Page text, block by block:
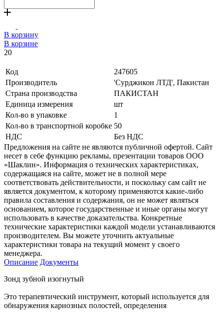
В корзину
В корзине
20
Код
247605
Производитель
'Сурджикон ЛТД', Пакистан
Страна производства
ПАКИСТАН
Единица измерения
шт
Кол-во в упаковке
1
Кол-во в транспортной коробке 50
НДС
Без НДС
Предложения на сайте не являются публичной офертой. Сайт
несет в себе функцию рекламы, презентации товаров ООО
«Шаклин». Информация о технических характеристиках,
содержащаяся на сайте, может не в полной мере
соответствовать действительности, и поскольку сам сайт не
является документом, к которому применяются какие-либо
правила составления и содержания, он не может являться
основанием, которое государственные и иные органы могут
использовать в качестве доказательства. Конкретные
технические характеристики каждой модели устанавливаются
производителем. Вы можете уточнить актуальные
характеристики товара на текущий момент у своего
менеджера.
Описание Документы
Зонд зубной изогнутый
Это терапевтический инструмент, который используется для
обнаружения кариозных полостей, определения